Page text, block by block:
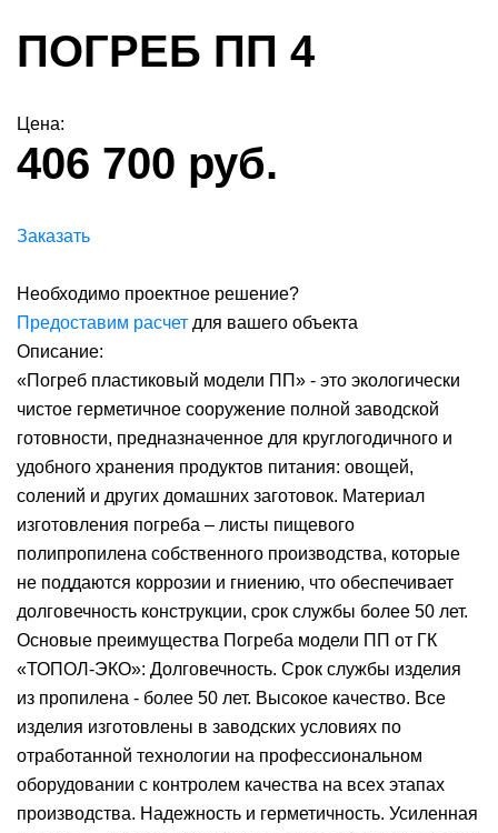
ПОГРЕБ ПП 4
Цена:
406 700 руб.
Заказать
Необходимо проектное решение?
Предоставим расчет для вашего объекта
Описание:
«Погреб пластиковый модели ПП» - это экологически
чистое герметичное сооружение полной заводской
готовности, предназначенное для круглогодичного и
удобного хранения продуктов питания: овощей,
солений и других домашних заготовок. Материал
изготовления погреба – листы пищевого
полипропилена собственного производства, которые
не поддаются коррозии и гниению, что обеспечивает
долговечность конструкции, срок службы более 50 лет.
Основые преимущества Погреба модели ПП от ГК
«ТОПОЛ-ЭКО»: Долговечность. Срок службы изделия
из пропилена - более 50 лет. Высокое качество. Все
изделия изготовлены в заводских условиях по
отработанной технологии на профессиональном
оборудовании с контролем качества на всех этапах
производства. Надежность и герметичность. Усиленная